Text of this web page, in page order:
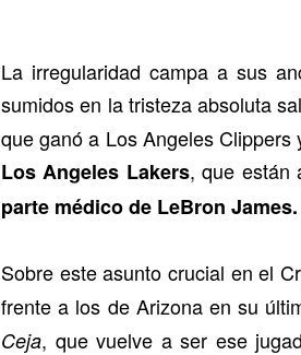
La irregularidad campa a sus
sumidos en la tristeza absoluta
que ganó a Los Angeles
Los Angeles Lakers, que están
parte médico de LeBron James.
Sobre este asunto crucial en el
frente a los de Arizona en su
Ceja, que vuelve a ser ese